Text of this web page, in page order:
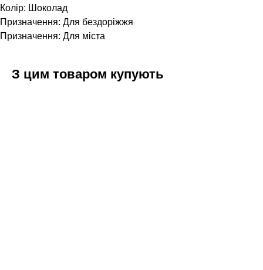
Колір: Шоколад
Призначення: Для бездоріжжя
Призначення: Для міста
З цим товаром купують